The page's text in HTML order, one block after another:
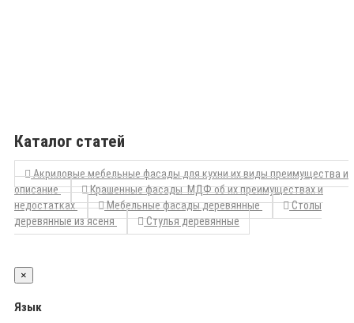
Каталог статей
Акриловые мебельные фасады для кухни их виды преимущества и
описание
Крашенные фасады МДФ об их преимуществах и
недостатках
Мебельные фасады деревянные
Столы
деревянные из ясеня
Стулья деревянные
×
Язык